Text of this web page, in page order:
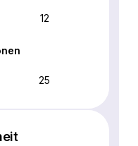
12
25